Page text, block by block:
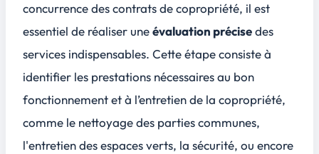
concurrence des contrats de copropriété, il est
essentiel de réaliser uneévaluation précisedes
services indispensables. Cette étape consiste à
identifier les prestations nécessaires au bon
fonctionnement et à l’entretien de la copropriété,
comme le nettoyage des parties communes,
l'entretien des espaces verts, la sécurité, ou encore